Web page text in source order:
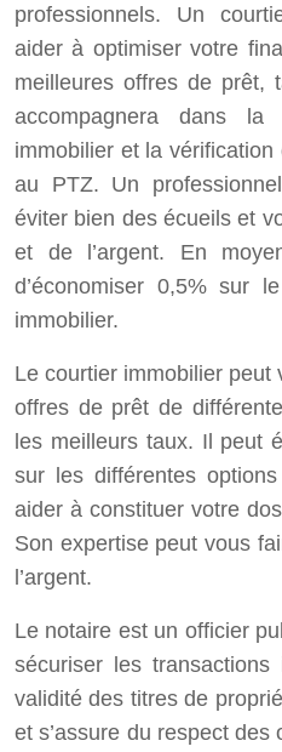
professionnels. Un
aider à optimiser votre
meilleures offres de prêt,
accompagnera dans la
immobilier et la vérification
au PTZ. Un
éviter bien des écueils et
et de l’argent. En
d’économiser 0,5% sur
immobilier.
Le courtier immobilier peut
offres de prêt de
les meilleurs taux. Il peut
sur les différentes
aider à constituer votre
Son expertise peut vous
l’argent.
Le notaire est un officier
sécuriser les
validité des titres de
et s’assure du respect